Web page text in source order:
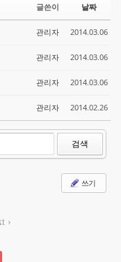
글쓴이 날짜
관리자 2014.03.06
관리자 2014.03.06
관리자 2014.03.06
관리자 2014.02.26
검색
쓰기
›